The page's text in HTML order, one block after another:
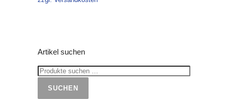
Artikel suchen
SUCHEN